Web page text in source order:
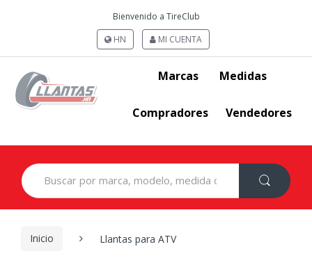
Bienvenido a TireClub
HN
MI CUENTA
Marcas Medidas
Compradores Vendedores
Search
for:
Inicio Llantas para ATV